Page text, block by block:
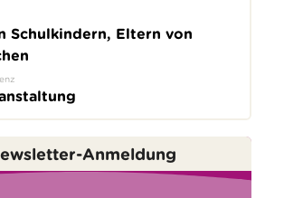
Schulkindern, Eltern von
Anmeldung